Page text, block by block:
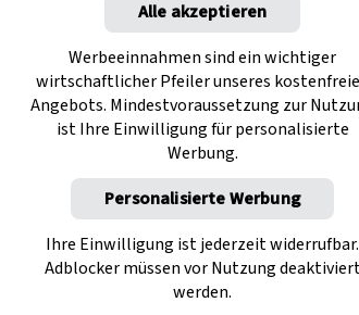
Alle akzeptieren
Werbeeinnahmen sind ein wichtiger
wirtschaftlicher Pfeiler unseres
Angebots. Mindestvoraussetzung zur
ist Ihre Einwilligung für personalisierte
Werbung.
Personalisierte Werbung
Ihre Einwilligung ist jederzeit widerrufbar.
Adblocker müssen vor Nutzung
werden.